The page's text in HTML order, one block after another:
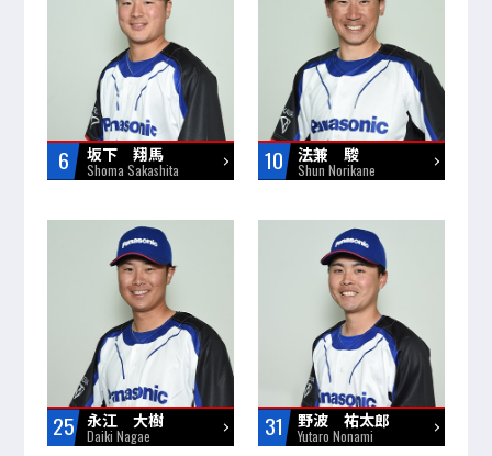
6 坂下 翔馬
Shoma Sakashita 10 法兼 駿
Shun Norikane
25 永江 大樹
Daiki Nagae 31 野波 祐太郎
Yutaro Nonami